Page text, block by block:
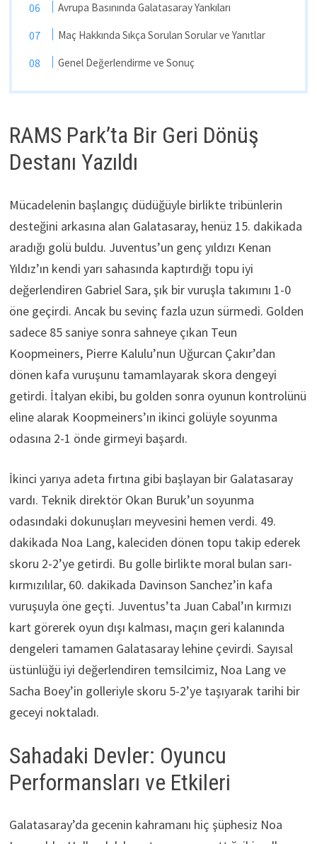
Avrupa Basınında Galatasaray Yankıları
Maç Hakkında Sıkça Sorulan Sorular ve Yanıtlar
Genel Değerlendirme ve Sonuç
RAMS Park’ta Bir Geri Dönüş
Destanı Yazıldı
Mücadelenin başlangıç düdüğüyle birlikte tribünlerin
desteğini arkasına alan Galatasaray, henüz 15. dakikada
aradığı golü buldu. Juventus’un genç yıldızı Kenan
Yıldız’ın kendi yarı sahasında kaptırdığı topu iyi
değerlendiren Gabriel Sara, şık bir vuruşla takımını 1-0
öne geçirdi. Ancak bu sevinç fazla uzun sürmedi. Golden
sadece 85 saniye sonra sahneye çıkan Teun
Koopmeiners, Pierre Kalulu’nun Uğurcan Çakır’dan
dönen kafa vuruşunu tamamlayarak skora dengeyi
getirdi. İtalyan ekibi, bu golden sonra oyunun kontrolünü
eline alarak Koopmeiners’ın ikinci golüyle soyunma
odasına 2-1 önde girmeyi başardı.
İkinci yarıya adeta fırtına gibi başlayan bir Galatasaray
vardı. Teknik direktör Okan Buruk’un soyunma
odasındaki dokunuşları meyvesini hemen verdi. 49.
dakikada Noa Lang, kaleciden dönen topu takip ederek
skoru 2-2’ye getirdi. Bu golle birlikte moral bulan sarı-
kırmızılılar, 60. dakikada Davinson Sanchez’in kafa
vuruşuyla öne geçti. Juventus’ta Juan Cabal’ın kırmızı
kart görerek oyun dışı kalması, maçın geri kalanında
dengeleri tamamen Galatasaray lehine çevirdi. Sayısal
üstünlüğü iyi değerlendiren temsilcimiz, Noa Lang ve
Sacha Boey’in golleriyle skoru 5-2’ye taşıyarak tarihi bir
geceyi noktaladı.
Sahadaki Devler: Oyuncu
Performansları ve Etkileri
Galatasaray’da gecenin kahramanı hiç şüphesiz Noa